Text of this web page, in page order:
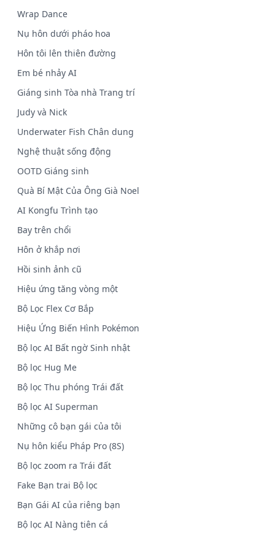
Wrap Dance
Nụ hôn dưới pháo hoa
Hôn tôi lên thiên đường
Em bé nhảy AI
Giáng sinh Tòa nhà Trang trí
Judy và Nick
Underwater Fish Chân dung
Nghệ thuật sống động
OOTD Giáng sinh
Quà Bí Mật Của Ông Già Noel
AI Kongfu Trình tạo
Bay trên chổi
Hôn ở khắp nơi
Hồi sinh ảnh cũ
Hiệu ứng tăng vòng một
Bộ Lọc Flex Cơ Bắp
Hiệu Ứng Biến Hình Pokémon
Bộ lọc AI Bất ngờ Sinh nhật
Bộ lọc Hug Me
Bộ lọc Thu phóng Trái đất
Bộ lọc AI Superman
Những cô bạn gái của tôi
Nụ hôn kiểu Pháp Pro (8S)
Bộ lọc zoom ra Trái đất
Fake Bạn trai Bộ lọc
Bạn Gái AI của riêng bạn
Bộ lọc AI Nàng tiên cá